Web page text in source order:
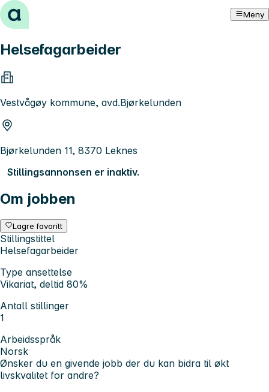
Hopp til innhold Meny
Helsefagarbeider
Vestvågøy kommune, avd.Bjørkelunden
Bjørkelunden 11, 8370 Leknes
Stillingsannonsen er inaktiv.
Om jobben
Lagre favoritt
Stillingstittel
Helsefagarbeider
Type ansettelse
Vikariat, deltid 80%
Antall stillinger
1
Arbeidsspråk
Norsk
Ønsker du en givende jobb der du kan bidra til økt
livskvalitet for andre?